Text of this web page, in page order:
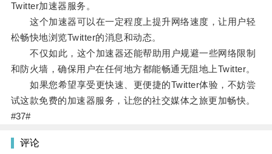
Twitter加速器服务。
这个加速器可以在一定程度上提升网络速度，让用户轻
松畅快地浏览Twitter的消息和动态。
不仅如此，这个加速器还能帮助用户规避一些网络限制
和防火墙，确保用户在任何地方都能畅通无阻地上Twitter。
如果您希望享受更快速、更便捷的Twitter体验，不妨尝
试这款免费的加速器服务，让您的社交媒体之旅更加畅快。
#37#
评论